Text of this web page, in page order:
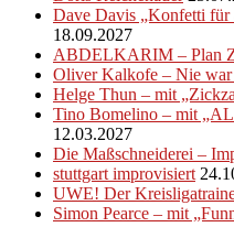
Dave Davis „Konfetti für
18.09.2027
ABDELKARIM – Plan
Oliver Kalkofe – Nie war
Helge Thun – mit
Tino Bomelino – mit
12.03.2027
Die Maßschneiderei –
stuttgart improvisiert
UWE! Der
Simon Pearce – mit